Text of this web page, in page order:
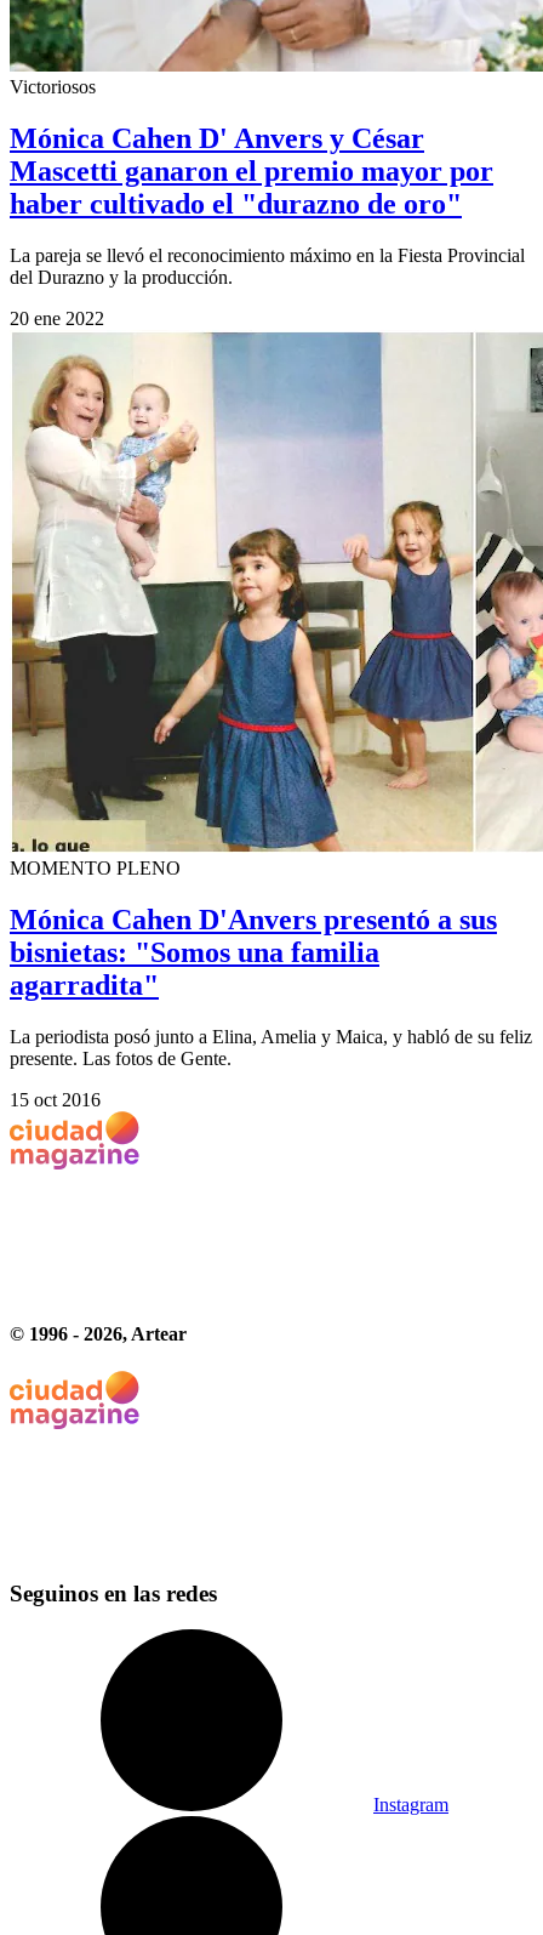
Victoriosos
Mónica Cahen D' Anvers y César
Mascetti ganaron el premio mayor por
haber cultivado el "durazno de oro"
La pareja se llevó el reconocimiento máximo en la Fiesta Provincial
del Durazno y la producción.
20 ene 2022
MOMENTO PLENO
Mónica Cahen D'Anvers presentó a sus
bisnietas: "Somos una familia
agarradita"
La periodista posó junto a Elina, Amelia y Maica, y habló de su feliz
presente. Las fotos de Gente.
15 oct 2016
© 1996 - 2026, Artear
Seguinos en las redes
Instagram